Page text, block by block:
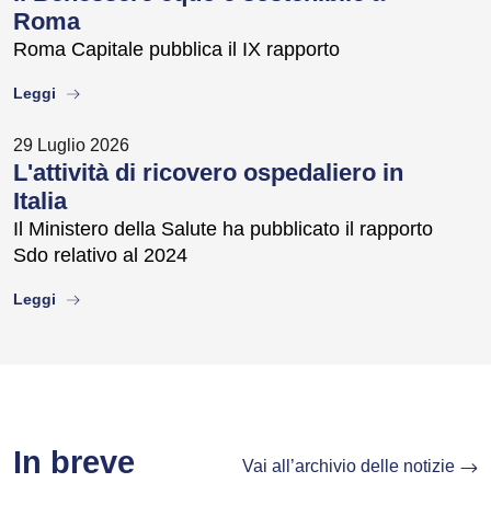
Roma
Roma Capitale pubblica il IX rapporto
Leggi about
29 Luglio 2026
L'attività di ricovero ospedaliero in
Italia
Il Ministero della Salute ha pubblicato il rapporto
Sdo relativo al 2024
Leggi about
In breve Vai all’archivio delle notizie